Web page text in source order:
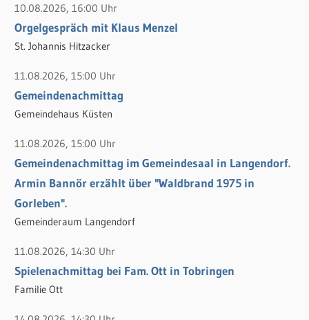
n
n
a
c
h
:
10.08.2026, 16:00 Uhr
Orgelgespräch mit Klaus Menzel
St. Johannis Hitzacker
11.08.2026, 15:00 Uhr
Gemeindenachmittag
Gemeindehaus Küsten
11.08.2026, 15:00 Uhr
Gemeindenachmittag im Gemeindesaal in Langendorf.
Armin Bannör erzählt über "Waldbrand 1975 in
Gorleben".
Gemeinderaum Langendorf
11.08.2026, 14:30 Uhr
Spielenachmittag bei Fam. Ott in Tobringen
Familie Ott